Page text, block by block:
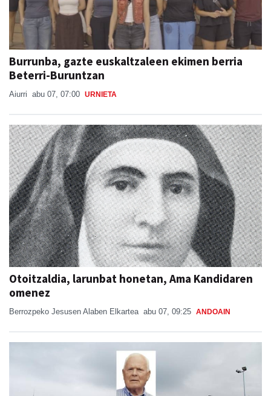
Burrunba, gazte euskaltzaleen ekimen berria
Beterri-Buruntzan
Aiurri abu 07, 07:00 URNIETA
Otoitzaldia, larunbat honetan, Ama Kandidaren
omenez
Berrozpeko Jesusen Alaben Elkartea abu 07, 09:25 ANDOAIN